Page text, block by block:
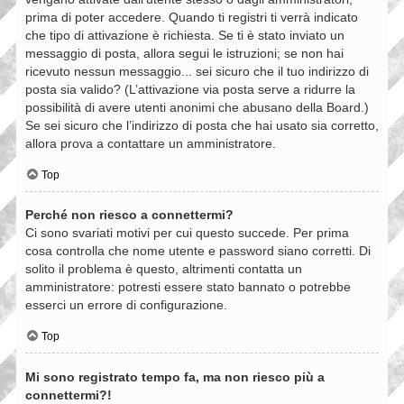
prima di poter accedere. Quando ti registri ti verrà indicato
che tipo di attivazione è richiesta. Se ti è stato inviato un
messaggio di posta, allora segui le istruzioni; se non hai
ricevuto nessun messaggio... sei sicuro che il tuo indirizzo di
posta sia valido? (L’attivazione via posta serve a ridurre la
possibilità di avere utenti anonimi che abusano della Board.)
Se sei sicuro che l’indirizzo di posta che hai usato sia corretto,
allora prova a contattare un amministratore.
Top
Perché non riesco a connettermi?
Ci sono svariati motivi per cui questo succede. Per prima
cosa controlla che nome utente e password siano corretti. Di
solito il problema è questo, altrimenti contatta un
amministratore: potresti essere stato bannato o potrebbe
esserci un errore di configurazione.
Top
Mi sono registrato tempo fa, ma non riesco più a
connettermi?!